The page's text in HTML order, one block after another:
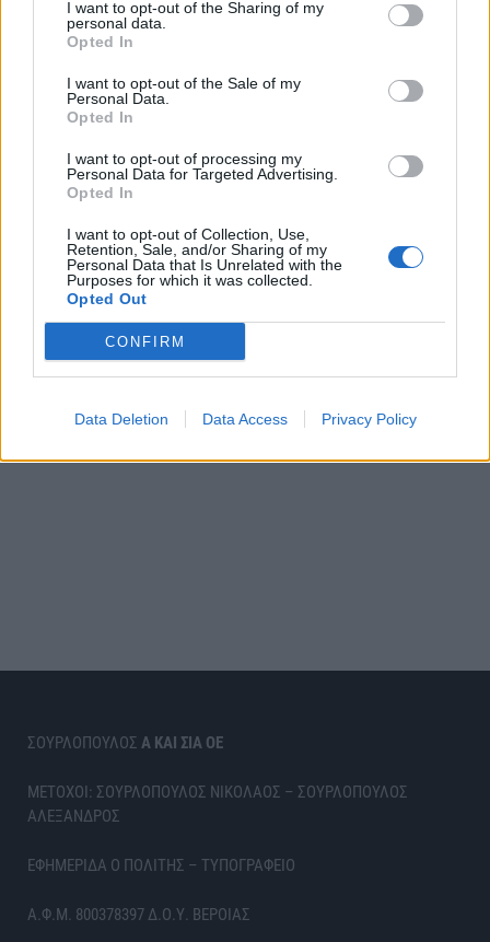
I want to opt-out of the Sharing of my
personal data.
Opted In
I want to opt-out of the Sale of my
Personal Data.
Opted In
I want to opt-out of processing my
Personal Data for Targeted Advertising.
Opted In
I want to opt-out of Collection, Use,
Retention, Sale, and/or Sharing of my
Personal Data that Is Unrelated with the
Purposes for which it was collected.
Opted Out
CONFIRM
Data Deletion Data Access Privacy Policy
ΣΟΥΡΛΟΠΟΥΛΟΣ Α ΚΑΙ ΣΙΑ ΟΕ
ΜΕΤΟΧΟΙ: ΣΟΥΡΛΟΠΟΥΛΟΣ ΝΙΚΟΛΑΟΣ – ΣΟΥΡΛΟΠΟΥΛΟΣ
ΑΛΕΞΑΝΔΡΟΣ
ΕΦΗΜΕΡΙΔΑ Ο ΠΟΛΙΤΗΣ – ΤΥΠΟΓΡΑΦΕΙΟ
Α.Φ.Μ. 800378397 Δ.Ο.Υ. ΒΕΡΟΙΑΣ